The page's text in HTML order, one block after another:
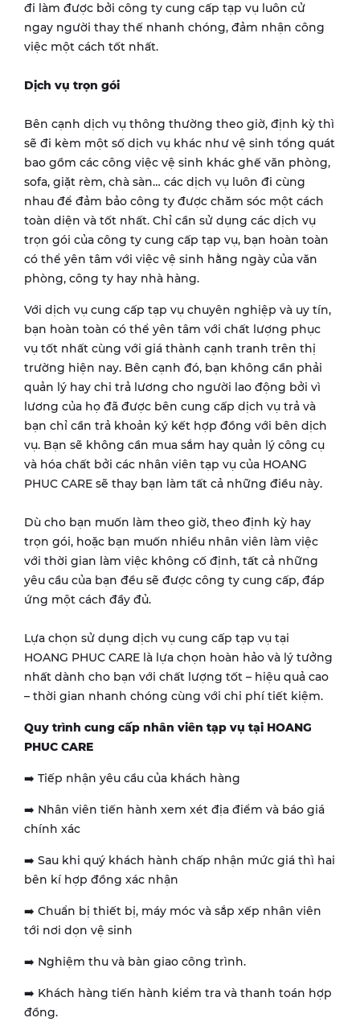
đi làm được bởi công ty cung cấp tạp vụ luôn cử
ngay người thay thế nhanh chóng, đảm nhận công
việc một cách tốt nhất.
Dịch vụ trọn gói
Bên cạnh dịch vụ thông thường theo giờ, định kỳ thì
sẽ đi kèm một số dịch vụ khác như vệ sinh tổng quát
bao gồm các công việc vệ sinh khác ghế văn phòng,
sofa, giặt rèm, chà sàn… các dịch vụ luôn đi cùng
nhau để đảm bảo công ty được chăm sóc một cách
toàn diện và tốt nhất. Chỉ cần sử dụng các dịch vụ
trọn gói của công ty cung cấp tạp vụ, bạn hoàn toàn
có thể yên tâm với việc vệ sinh hằng ngày của văn
phòng, công ty hay nhà hàng.
Với dịch vụ cung cấp tạp vụ chuyên nghiệp và uy tín,
bạn hoàn toàn có thể yên tâm với chất lượng phục
vụ tốt nhất cùng với giá thành cạnh tranh trên thị
trường hiện nay. Bên cạnh đó, bạn không cần phải
quản lý hay chi trả lương cho người lao động bởi vì
lương của họ đã được bên cung cấp dịch vụ trả và
bạn chỉ cần trả khoản ký kết hợp đồng với bên dịch
vụ. Bạn sẽ không cần mua sắm hay quản lý công cụ
và hóa chất bởi các nhân viên tạp vụ của HOANG
PHUC CARE sẽ thay bạn làm tất cả những điều này.
Dù cho bạn muốn làm theo giờ, theo định kỳ hay
trọn gói, hoặc bạn muốn nhiều nhân viên làm việc
với thời gian làm việc không cố định, tất cả những
yêu cầu của bạn đều sẽ được công ty cung cấp, đáp
ứng một cách đầy đủ.
Lựa chọn sử dụng dịch vụ cung cấp tạp vụ tại
HOANG PHUC CARE là lựa chọn hoàn hảo và lý tưởng
nhất dành cho bạn với chất lượng tốt – hiệu quả cao
– thời gian nhanh chóng cùng với chi phí tiết kiệm.
Quy trình cung cấp nhân viên tạp vụ tại HOANG
PHUC CARE
➡️ Tiếp nhận yêu cầu của khách hàng
➡️ Nhân viên tiến hành xem xét địa điểm và báo giá
chính xác
➡️ Sau khi quý khách hành chấp nhận mức giá thì hai
bên kí hợp đồng xác nhận
➡️ Chuẩn bị thiết bị, máy móc và sắp xếp nhân viên
tới nơi dọn vệ sinh
➡️ Nghiệm thu và bàn giao công trình.
➡️ Khách hàng tiến hành kiểm tra và thanh toán hợp
đồng.